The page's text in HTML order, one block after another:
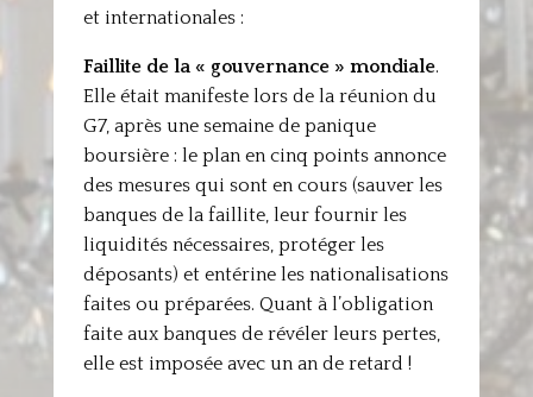
et internationales :
Faillite de la « gouvernance » mondiale.
Elle était manifeste lors de la réunion du
G7, après une semaine de panique
boursière : le plan en cinq points annonce
des mesures qui sont en cours (sauver les
banques de la faillite, leur fournir les
liquidités nécessaires, protéger les
déposants) et entérine les nationalisations
faites ou préparées. Quant à l’obligation
faite aux banques de révéler leurs pertes,
elle est imposée avec un an de retard !